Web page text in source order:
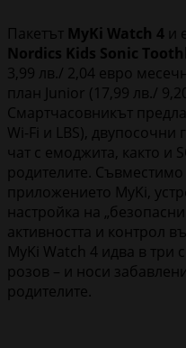
Пакетът MyKi Watch 4 и
Nordics Kids Sonic
3,99 лв./ 2,04 евро
план Junior (17,99 лв./
Смартчасовникът
Wi-Fi и LBS),
чат с емоджита, както и
родителите.
приложението MyKi,
настройка на
активността и контрол
MyKi Watch 4 идва в три
розов – и носи
родителите.